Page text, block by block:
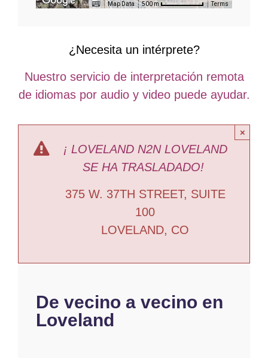
Map Data 500 m Terms
¿Necesita un intérprete?
Nuestro servicio de interpretación remota
de idiomas por audio y video puede ayudar.
¡ LOVELAND N2N LOVELAND
SE HA TRASLADADO!
375 W. 37TH STREET, SUITE
100
LOVELAND, CO
×
De vecino a vecino en
Loveland